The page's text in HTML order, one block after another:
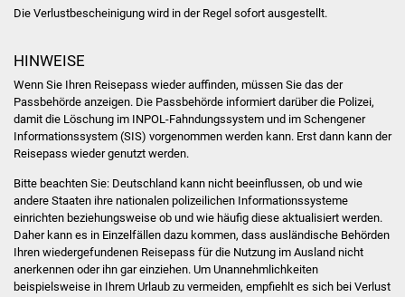
Stadtarchiv
Bürgerhaus
Vereine und Parteien
Selbsteintrag Vereine
Beirat Süßener Vereine
Die Verlustbescheinigung wird in der Regel sofort ausgestellt.
HINWEISE
Wenn Sie Ihren Reisepass wieder auffinden, müssen Sie das der
Passbehörde anzeigen. Die Passbehördeinformiert darüber die Polizei,
damit die Löschung imINPOL-Fahndungssystem und im Schengener
Informationssystem (SIS) vorgenommen werden kann.Erst dann kann der
Reisepass wieder genutzt werden.
Bitte beachten Sie: Deutschland kann nicht beeinflussen, ob und wie
andere Staaten ihre nationalen polizeilichen Informationssysteme
einrichten beziehungsweise ob und wie häufig diese aktualisiert werden.
Daher kann es in Einzelfällen dazu kommen, dass ausländische Behörden
Ihren wiedergefundenen Reisepass für die Nutzung im Ausland nicht
anerkennen oder ihn gar einziehen. Um Unannehmlichkeiten
beispielsweise in Ihrem Urlaub zu vermeiden, empfiehlt es sich bei Verlust